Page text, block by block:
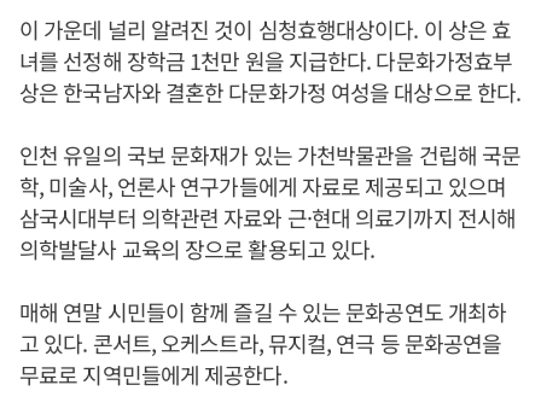
이 가운데 널리 알려진 것이 심청효행대상이다. 이 상은 효
녀를 선정해 장학금 1천만 원을 지급한다. 다문화가정효부
상은 한국남자와 결혼한 다문화가정 여성을 대상으로 한다.
인천 유일의 국보 문화재가 있는 가천박물관을 건립해 국문
학, 미술사, 언론사 연구가들에게 자료로 제공되고 있으며
삼국시대부터 의학관련 자료와 근·현대 의료기까지 전시해
의학발달사 교육의 장으로 활용되고 있다.
매해 연말 시민들이 함께 즐길 수 있는 문화공연도 개최하
고 있다. 콘서트, 오케스트라, 뮤지컬, 연극 등 문화공연을
무료로 지역민들에게 제공한다.